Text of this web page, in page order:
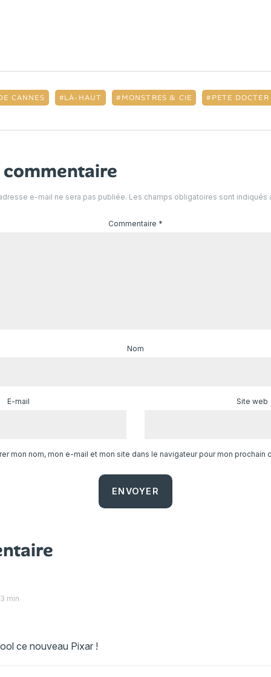
CANNES LÀ-HAUT MONSTRES & CIE PETE DOCTER
e-mail ne sera pas publiée. Les champs obligatoires sont indiqués
Commentaire *
Nom
E-mail Site web
mon nom, mon e-mail et mon site dans le navigateur pour mon prochain
min
ce nouveau Pixar !